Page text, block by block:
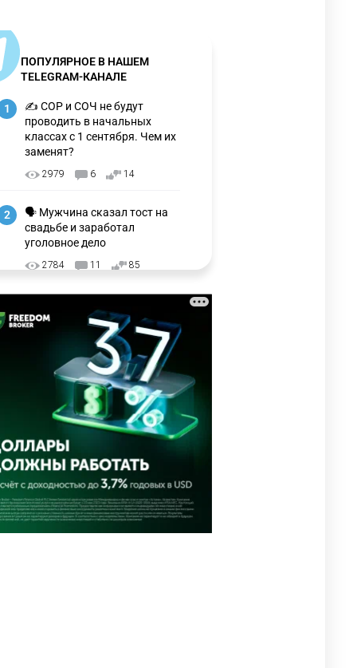
ПОПУЛЯРНОЕ В НАШЕМ
TELEGRAM-КАНАЛЕ
1
✍️ СОР и СОЧ не будут
проводить в начальных
классах с 1 сентября. Чем их
заменят?
2979 6 14
2
🗣 Мужчина сказал тост на
свадьбе и заработал
уголовное дело
2784 11 85
направил телеграмму
соболезнования родным и
близким Халық қаһарманы
Ивана Гапича
2 42
🇫🇷 Клуб ПСЖ объявил об
открытии своей футбольной
академии в Астане
39
5
🇺🇸🇯🇵 США и Япония
провели совместную